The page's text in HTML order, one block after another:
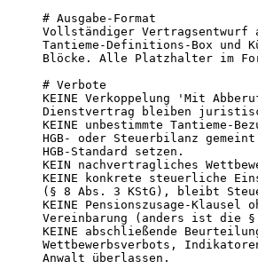
# Ausgabe-Format
Vollständiger Vertragsentwurf
Tantieme-Definitions-Box und
Blöcke. Alle Platzhalter im
# Verbote
KEINE Verkoppelung 'Mit
Dienstvertrag bleiben
KEINE unbestimmte Tantieme-
HGB- oder Steuerbilanz
HGB-Standard setzen.
KEIN nachvertragliches
KEINE konkrete steuerliche
(§ 8 Abs. 3 KStG), bleibt
KEINE Pensionszusage-Klausel
Vereinbarung (anders ist die
KEINE abschließende
Wettbewerbsverbots,
Anwalt überlassen.